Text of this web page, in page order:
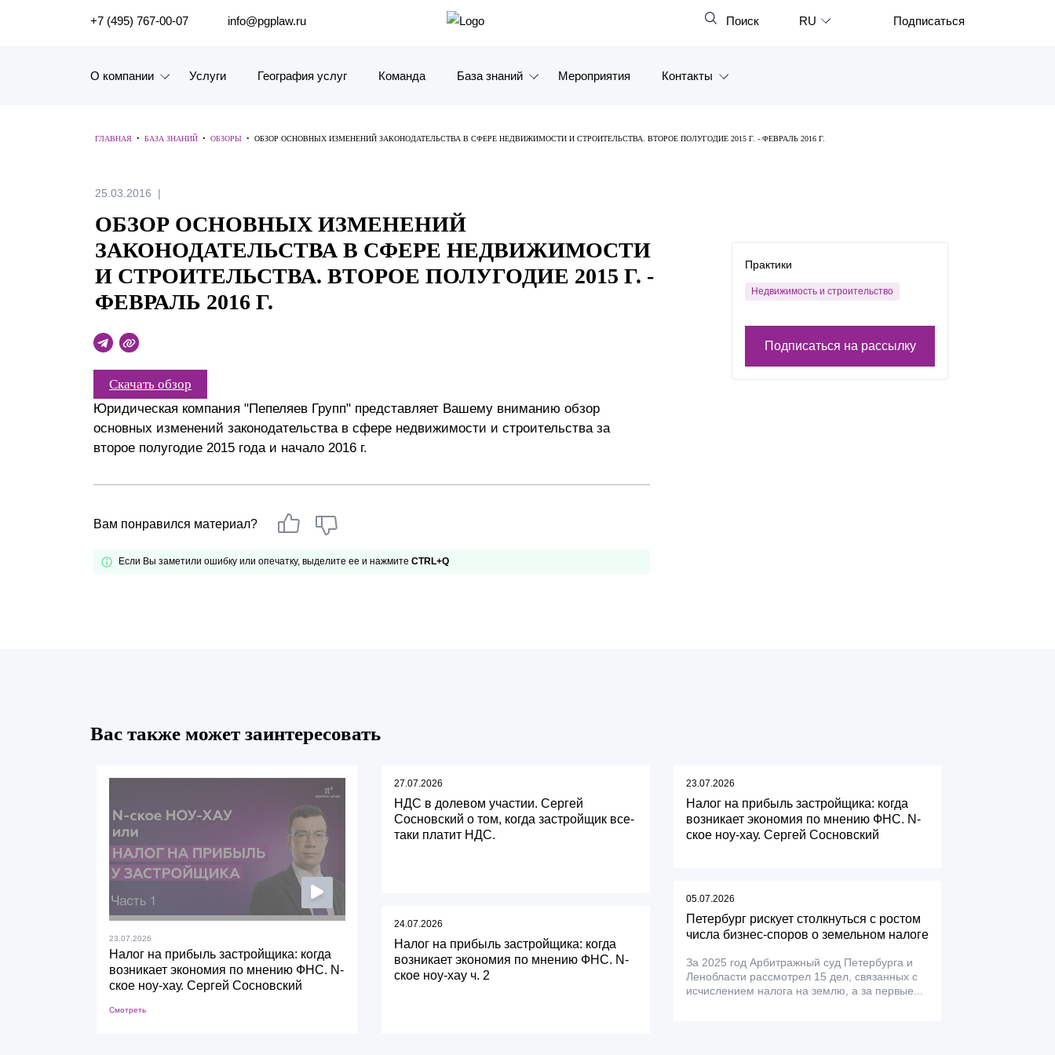
ПОИСК ПО САЙТУ Закрыть
+7 (495) 767-00-07 info@pgplaw.ru Поиск RU
Português
Подписаться
О компании
Наш опыт
Рейтинги, Награды, Цифры
Карьера
История компании
Почему «Пепеляев Групп»?
Обращение Управляющего
Партнера
Услуги География услуг Команда База знаний
Видео
Книги
Брошюры
Мероприятия Контакты
ГЛАВНАЯ • БАЗА ЗНАНИЙ • ОБЗОРЫ • ОБЗОР ОСНОВНЫХ ИЗМЕНЕНИЙ ЗАКОНОДАТЕЛЬСТВА В СФЕРЕ НЕДВИЖИМОСТИ И СТРОИТЕЛЬСТВА. ВТОРОЕ ПОЛУГОДИЕ 2015 Г. - ФЕВРАЛЬ 2016 Г.
25.03.2016
ОБЗОР ОСНОВНЫХ ИЗМЕНЕНИЙ
ЗАКОНОДАТЕЛЬСТВА В СФЕРЕ НЕДВИЖИМОСТИ
И СТРОИТЕЛЬСТВА. ВТОРОЕ ПОЛУГОДИЕ 2015 Г. -
ФЕВРАЛЬ 2016 Г.
Скачать обзор
Юридическая компания "Пепеляев Групп" представляет Вашему вниманию обзор
основных изменений законодательства в сфере недвижимости и строительства за
второе полугодие 2015 года и начало 2016 г.
Вам понравился материал?
Если Вы заметили ошибку или опечатку, выделите ее и нажмите CTRL+Q
Практики
Недвижимость и строительство
Подписаться на рассылку
Вас также может заинтересовать
23.07.2026
Налог на прибыль застройщика: когда
возникает экономия по мнению ФНС. N-
ское ноу-хау. Сергей Сосновский
Смотреть
27.07.2026
НДС в долевом участии. Сергей
Сосновский о том, когда застройщик все-
таки платит НДС.
24.07.2026
Налог на прибыль застройщика: когда
возникает экономия по мнению ФНС. N-
ское ноу-хау ч. 2
23.07.2026
Налог на прибыль застройщика: когда
возникает экономия по мнению ФНС. N-
ское ноу-хау. Сергей Сосновский
05.07.2026
Петербург рискует столкнуться с ростом
числа бизнес-споров о земельном налоге
За 2025 год Арбитражный суд Петербурга и
Ленобласти рассмотрел 15 дел, связанных с
исчислением налога на землю, а за первые...